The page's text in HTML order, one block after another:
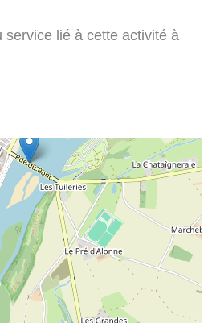
lié à cette activité à